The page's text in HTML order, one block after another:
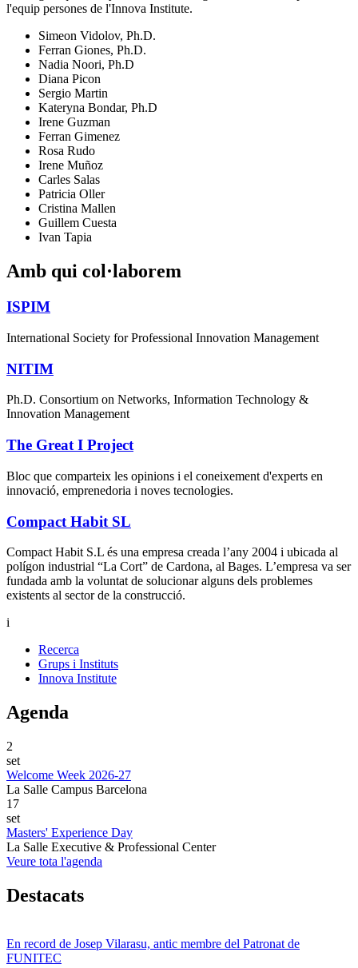
l'equip persones de l'Innova Institute.
Simeon Vidolov, Ph.D.
Ferran Giones, Ph.D.
Nadia Noori, Ph.D
Diana Picon
Sergio Martin
Kateryna Bondar, Ph.D
Irene Guzman
Ferran Gimenez
Rosa Rudo
Irene Muñoz
Carles Salas
Patricia Oller
Cristina Mallen
Guillem Cuesta
Ivan Tapia
Amb qui col·laborem
ISPIM
International Society for Professional Innovation Management
NITIM
Ph.D. Consortium on Networks, Information Technology &
Innovation Management
The Great I Project
Bloc que comparteix les opinions i el coneixement d'experts en
innovació, emprenedoria i noves tecnologies.
Compact Habit SL
Compact Habit S.L és una empresa creada l’any 2004 i ubicada al
polígon industrial “La Cort” de Cardona, al Bages. L’empresa va ser
fundada amb la voluntat de solucionar alguns dels problemes
existents al sector de la construcció.
i
Recerca
Grups i Instituts
Innova Institute
Agenda
2
set
Welcome Week 2026-27
La Salle Campus Barcelona
17
set
Masters' Experience Day
La Salle Executive & Professional Center
Veure tota l'agenda
Destacats
En record de Josep Vilarasu, antic membre del Patronat de
FUNITEC